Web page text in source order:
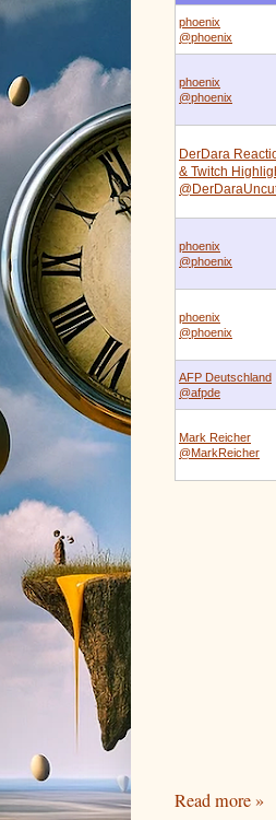
phoenix
@phoenix
phoenix
@phoenix
DerDara
& Twitch
phoenix
@phoenix
phoenix
@phoenix
AFP Deutschland
@afpde
Mark Reicher
@MarkReicher
Read more »